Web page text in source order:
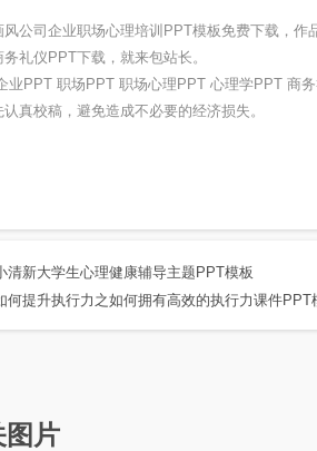
公司企业职场心理培训PPT模板免费下载，作
礼仪PPT下载，就来包站长。
业PPT 职场PPT 职场心理PPT 心理学PPT 商
真校稿，避免造成不必要的经济损失。
清新大学生心理健康辅导主题PPT模板
何提升执行力之如何拥有高效的执行力课件PPT
图片